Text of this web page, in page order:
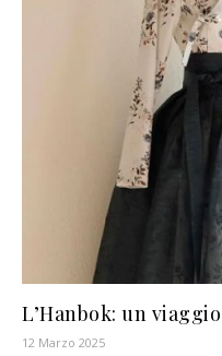
L’Hanbok: un
12 Marzo 2025